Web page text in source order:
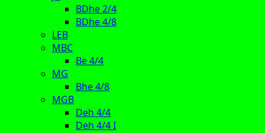
BDhe 2/4
BDhe 4/8
LEB
MBC
Be 4/4
MG
Bhe 4/8
MGB
Deh 4/4
Deh 4/4 I